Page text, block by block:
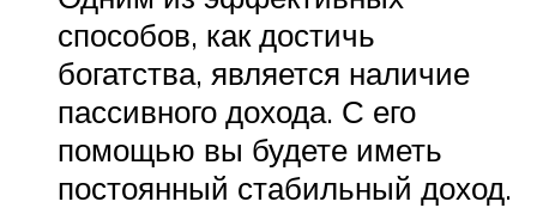
способов, как достичь
богатства, является наличие
пассивного дохода. С его
помощью вы будете иметь
постоянный стабильный доход.